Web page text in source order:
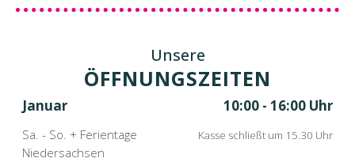
Unsere
ÖFFNUNGSZEITEN
Januar
Sa. - So. + Ferientage
Niedersachsen
10:00 - 16:00 Uhr
Kasse schließt um 15.30 Uhr